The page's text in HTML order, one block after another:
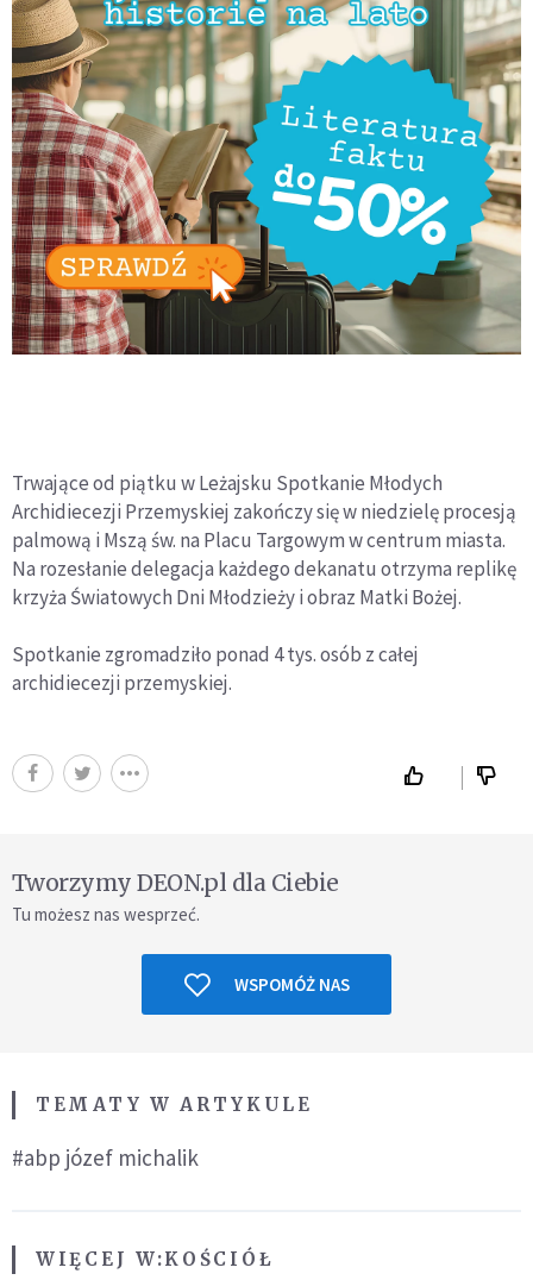
Trwające od piątku w Leżajsku Spotkanie Młodych
Archidiecezji Przemyskiej zakończy się w niedzielę procesją
palmową i Mszą św. na Placu Targowym w centrum miasta.
Na rozesłanie delegacja każdego dekanatu otrzyma replikę
krzyża Światowych Dni Młodzieży i obraz Matki Bożej.
Spotkanie zgromadziło ponad 4 tys. osób z całej
archidiecezji przemyskiej.
Tworzymy DEON.pl dla Ciebie
Tu możesz nas wesprzeć.
WSPOMÓŻ NAS
TEMATY W ARTYKULE
#abp józef michalik
WIĘCEJ W:KOŚCIÓŁ